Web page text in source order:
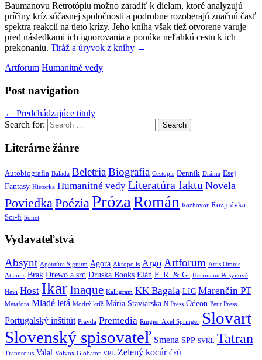
Baumanovu Retrotópiu možno zaradiť k dielam, ktoré analyzujú
príčiny kríz súčasnej spoločnosti a podrobne rozoberajú značnú časť
spektra reakcií na tieto krízy. Jeho kniha však tiež otvorene varuje
pred následkami ich ignorovania a ponúka neľahkú cestu k ich
prekonaniu. Tiráž a úryvok z knihy →
Artforum Humanitné vedy
Post navigation
← Predchádzajúce tituly
Search for:
Literárne žánre
Autobiografia Balada BeletriaBiografia Cestopis Denník Dráma Esej
Fantasy Historka Humanitné vedy Literatúra faktu Novela
PoviedkaPoéziaPróza Román Rozhovor Rozprávka
Sci-fi Sonet
Vydavateľstvá
Absynt Agentúra Signum Agora Akropolis Argo Artforum Artis Omnis
Atlantis Brak Drewo a srd Druska Books Elán F. R. & G. Herrmann & synové
Hevi Host IkarInaque Kalligram KK Bagala LIC Marenčin PT
Metafora Mladé letá Modrý kríž Mária Staviarska N Press Odeon Petit Press
Portugalský inštitút Pravda Premedia Ringier Axel Springer Slovart
Slovenský spisovateľ Smena SPP SVKL Tatran
Tranoscius Valal Volvox Globator VPL Zelený kocúr ČFÚ